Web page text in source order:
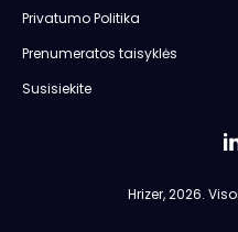
Hrizer, 2026.
Privatumo Politika
Prenumeratos taisyklės
Susisiekite